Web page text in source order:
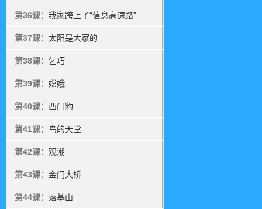
第36课： 我家跨上了“信息高速路”
第37课： 太阳是大家的
第38课： 乞巧
第39课： 嫦娥
第40课： 西门豹
第41课： 鸟的天堂
第42课： 观潮
第43课： 金门大桥
第44课： 落基山